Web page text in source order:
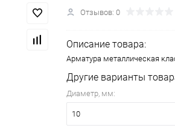
Отзывов: 0
Описание товара:
Арматура металлическая
Другие варианты
Диаметр, мм:
10